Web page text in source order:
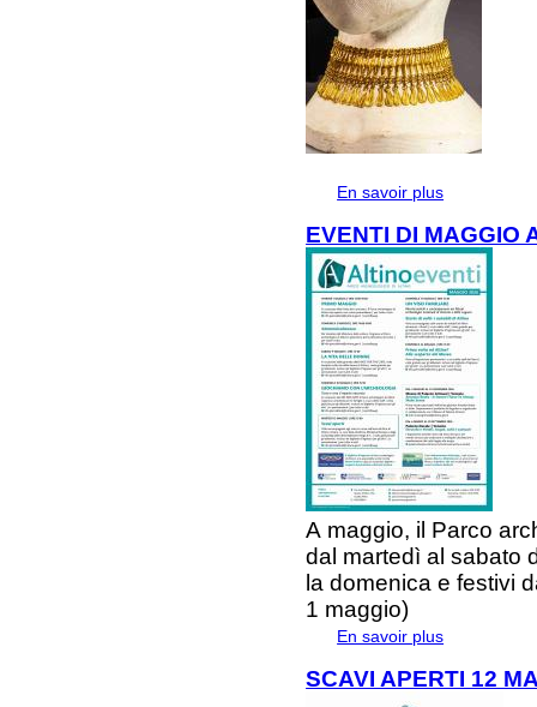
En savoir plus
EVENTI DI MAGGIO
A maggio, il Parco
dal martedì alsabato
la domenica e festivi
1 maggio)
En savoir plus
SCAVI APERTI 12